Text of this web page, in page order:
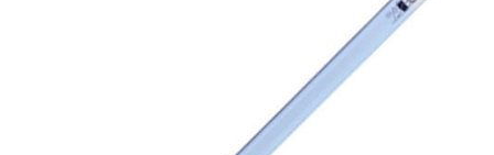
Toevoegen